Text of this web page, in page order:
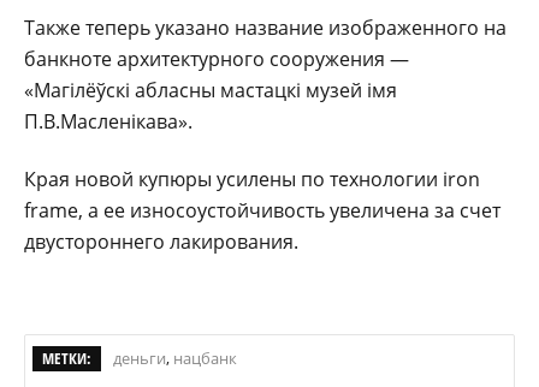
Также теперь указано название изображенного на
банкноте архитектурного сооружения —
«Магілёўскі абласны мастацкі музей імя
П.В.Масленікава».
Края новой купюры усилены по технологии iron
frame, а ее износоустойчивость увеличена за счет
двустороннего лакирования.
МЕТКИ: деньги, нацбанк